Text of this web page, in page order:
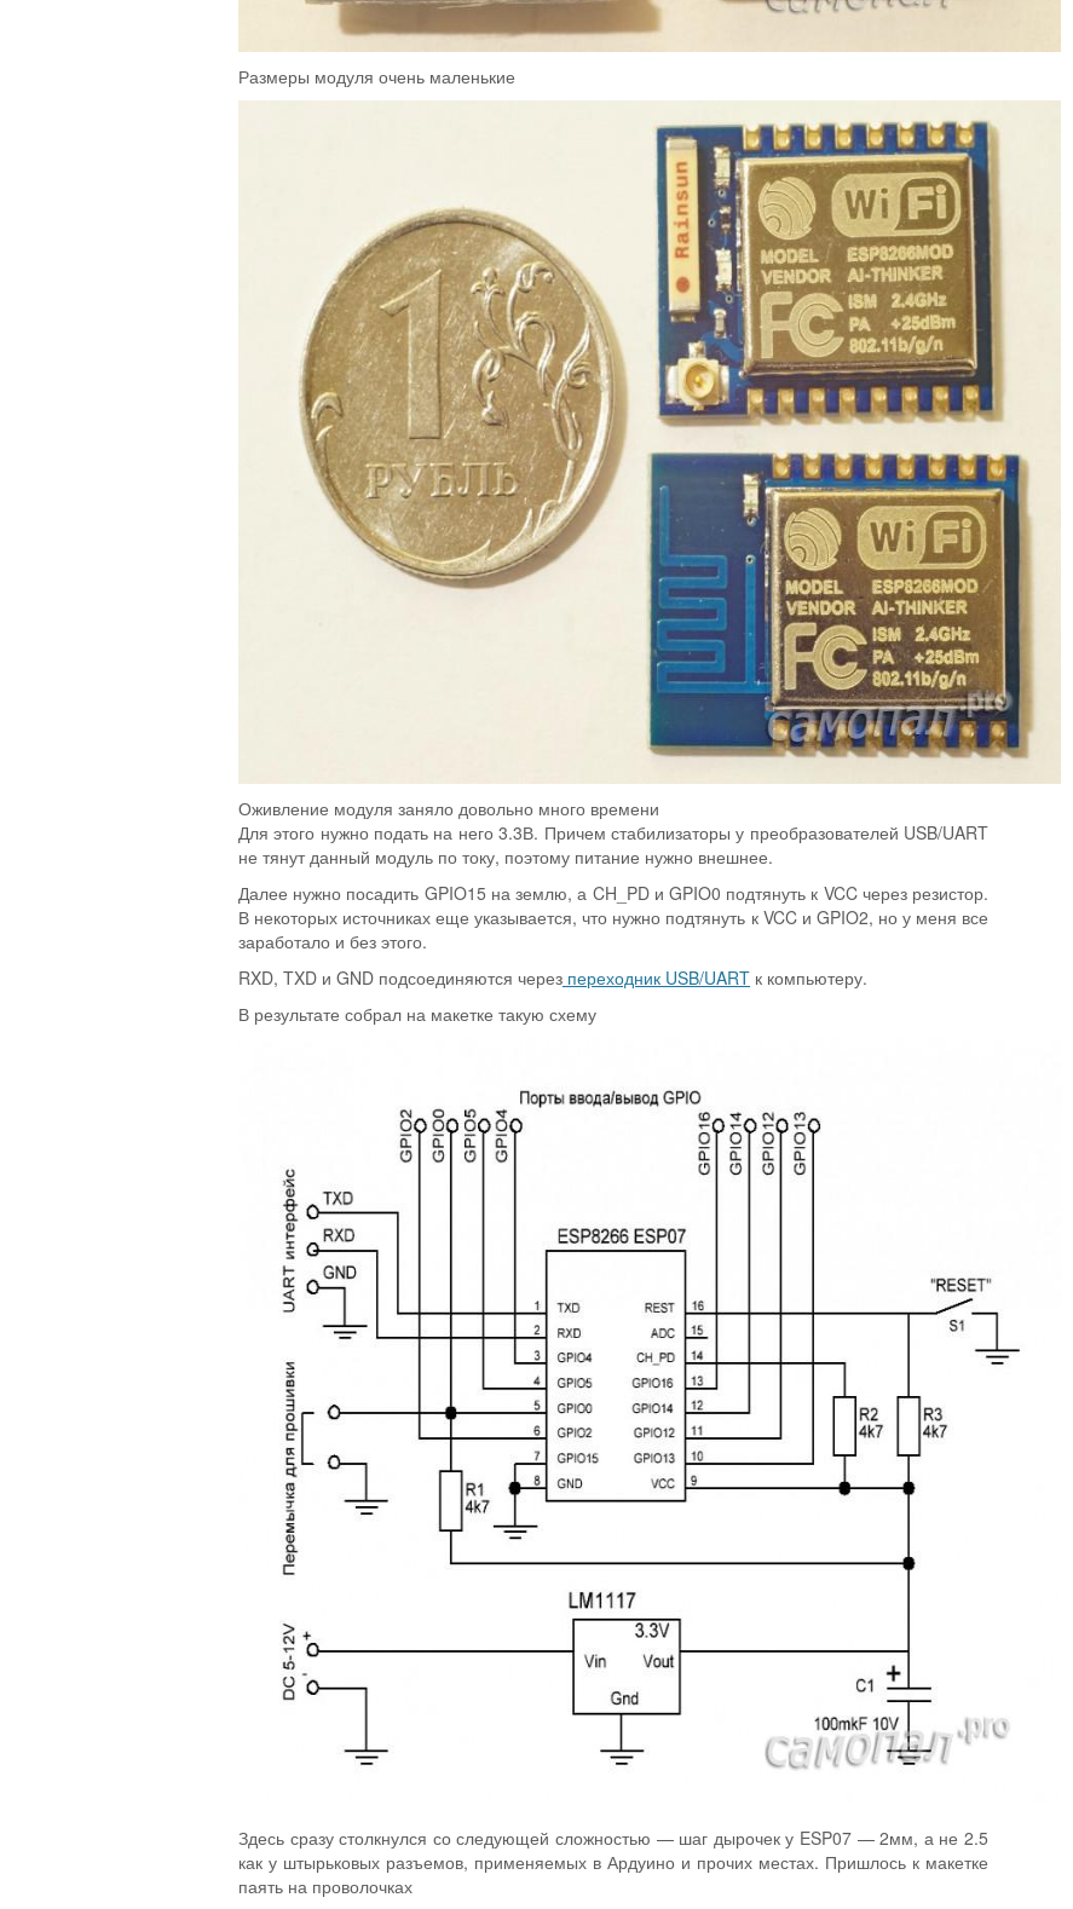
Размеры модуля очень маленькие
Оживление модуля заняло довольно много времени
Для этого нужно подать на него 3.3В. Причем стабилизаторы у преобразователей USB/UART
не тянут данный модуль по току, поэтому питание нужно внешнее.
Далее нужно посадить GPIO15 на землю, а CH_PD и GPIO0 подтянуть к VCC через резистор.
В некоторых источниках еще указывается, что нужно подтянуть к VCC и GPIO2, но у меня все
заработало и без этого.
RXD, TXD и GND подсоединяются через переходник USB/UART к компьютеру.
В результате собрал на макетке такую схему
Здесь сразу столкнулся со следующей сложностью — шаг дырочек у ESP07 — 2мм, а не 2.5
как у штырьковых разъемов, применяемых в Ардуино и прочих местах. Пришлось к макетке
паять на проволочках